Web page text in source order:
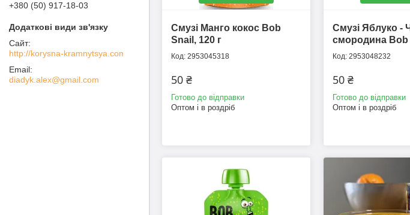
Смузі Манго кокос Bob
Snail, 120 г
2953045318
50 ₴
Готово до відправки
Оптом і в роздріб
Смузі Яблуко -
смородина Bob
2953048232
50 ₴
Готово до відправки
Оптом і в роздріб
+380 (50) 917-18-03
http://korysna-kramnytsya.com
diadyk.alex@gmail.com